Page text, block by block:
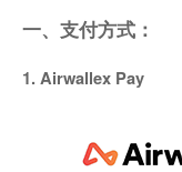
一、支付方式：
1. Airwallex Pay